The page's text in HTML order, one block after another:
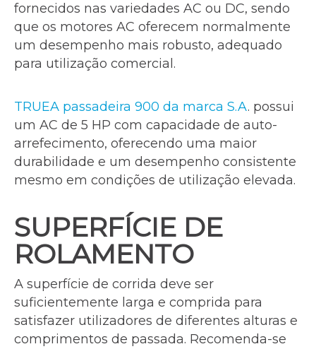
fornecidos nas variedades AC ou DC, sendo
que os motores AC oferecem normalmente
um desempenho mais robusto, adequado
para utilização comercial.
TRUEA passadeira 900 da marca S.A. possui
um AC de 5 HP com capacidade de auto-
arrefecimento, oferecendo uma maior
durabilidade e um desempenho consistente
mesmo em condições de utilização elevada.
SUPERFÍCIE DE
ROLAMENTO
A superfície de corrida deve ser
suficientemente larga e comprida para
satisfazer utilizadores de diferentes alturas e
comprimentos de passada. Recomenda-se